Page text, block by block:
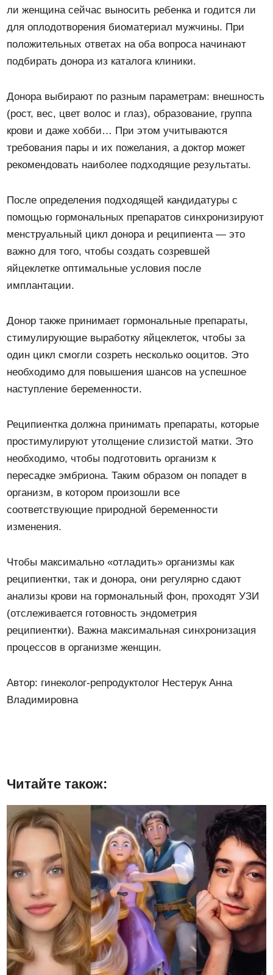
ли женщина сейчас выносить ребенка и годится ли
для оплодотворения биоматериал мужчины. При
положительных ответах на оба вопроса начинают
подбирать донора из каталога клиники.
Донора выбирают по разным параметрам: внешность
(рост, вес, цвет волос и глаз), образование, группа
крови и даже хобби… При этом учитываются
требования пары и их пожелания, а доктор может
рекомендовать наиболее подходящие результаты.
После определения подходящей кандидатуры с
помощью гормональных препаратов синхронизируют
менструальный цикл донора и реципиента — это
важно для того, чтобы создать созревшей
яйцеклетке оптимальные условия после
имплантации.
Донор также принимает гормональные препараты,
стимулирующие выработку яйцеклеток, чтобы за
один цикл смогли созреть несколько ооцитов. Это
необходимо для повышения шансов на успешное
наступление беременности.
Реципиентка должна принимать препараты, которые
простимулируют утолщение слизистой матки. Это
необходимо, чтобы подготовить организм к
пересадке эмбриона. Таким образом он попадет в
организм, в котором произошли все
соответствующие природной беременности
изменения.
Чтобы максимально «отладить» организмы как
реципиентки, так и донора, они регулярно сдают
анализы крови на гормональный фон, проходят УЗИ
(отслеживается готовность эндометрия
реципиентки). Важна максимальная синхронизация
процессов в организме женщин.
Автор: гинеколог-репродуктолог Нестерук Анна
Владимировна
Читайте також: